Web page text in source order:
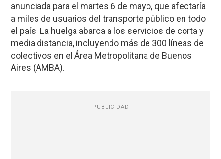
anunciada para el martes 6 de mayo, que afectaría
a miles de usuarios del transporte público en todo
el país. La huelga abarca a los servicios de corta y
media distancia, incluyendo más de 300 líneas de
colectivos en el Área Metropolitana de Buenos
Aires (AMBA).
PUBLICIDAD